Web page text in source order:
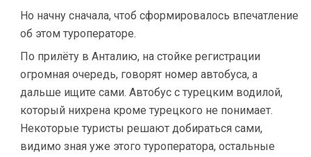
Но начну сначала, чтоб сформировалось впечатление
об этом туроператоре.
По прилёту в Анталию, на стойке регистрации
огромная очередь, говорят номер автобуса, а
дальше ищите сами. Автобус с турецким водилой,
который нихрена кроме турецкого не понимает.
Некоторые туристы решают добираться сами,
видимо зная уже этого туроператора, остальные